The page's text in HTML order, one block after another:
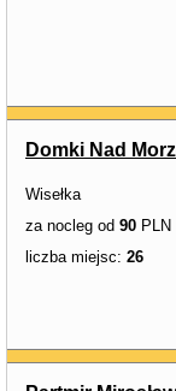
Domki Nad
Wisełka
za nocleg od 90 PLN
liczba miejsc: 26